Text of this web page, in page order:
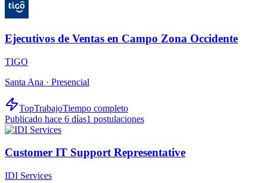
Ejecutivos de Ventas en Campo Zona Occidente
TIGO
Santa Ana · Presencial
TopTrabajoTiempo completo
Publicado hace 6 días1 postulaciones
Customer IT Support Representative
IDI Services